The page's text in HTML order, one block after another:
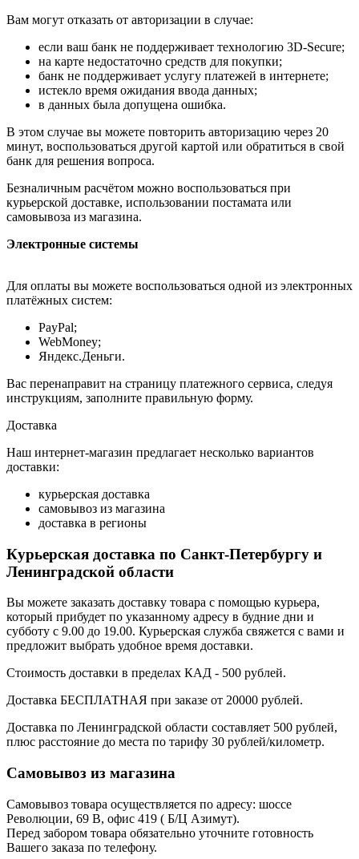
Вам могут отказать от авторизации в случае:
если ваш банк не поддерживает технологию 3D-Secure;
на карте недостаточно средств для покупки;
банк не поддерживает услугу платежей в интернете;
истекло время ожидания ввода данных;
в данных была допущена ошибка.
В этом случае вы можете повторить авторизацию через 20
минут, воспользоваться другой картой или обратиться в свой
банк для решения вопроса.
Безналичным расчётом можно воспользоваться при
курьерской доставке, использовании постамата или
самовывоза из магазина.
Электронные системы
Для оплаты вы можете воспользоваться одной из электронных
платёжных систем:
PayPal;
WebMoney;
Яндекс.Деньги.
Вас перенаправит на страницу платежного сервиса, следуя
инструкциям, заполните правильную форму.
Доставка
Наш интернет-магазин предлагает несколько вариантов
доставки:
курьерская доставка
самовывоз из магазина
доставка в регионы
Курьерская доставка по Санкт-Петербургу и
Ленинградской области
Вы можете заказать доставку товара с помощью курьера,
который прибудет по указанному адресу в будние дни и
субботу с 9.00 до 19.00. Курьерская служба свяжется с вами и
предложит выбрать удобное время доставки.
Стоимость доставки в пределах КАД - 500 рублей.
Доставка БЕСПЛАТНАЯ при заказе от 20000 рублей.
Доставка по Ленинградской области составляет 500 рублей,
плюс расстояние до места по тарифу 30 рублей/километр.
Самовывоз из магазина
Самовывоз товара осуществляется по адресу: шоссе
Революции, 69 В, офис 419 ( Б/Ц Азимут).
Перед забором товара обязательно уточните готовность
Вашего заказа по телефону.